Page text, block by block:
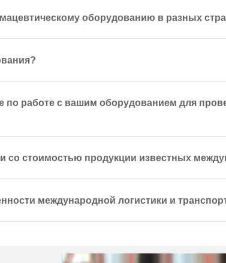
оборудованию в разных
работе с вашим оборудованием для
со стоимостью продукции известных
международной логистики и